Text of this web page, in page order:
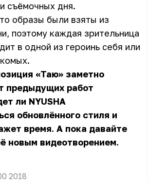
съёмочных дня.
образы были взяты из
поэтому каждая зрительница
в одной из героинь себя или
«Таю» заметно
предыдущих работ
ли NYUSHA
обновлённого стиля и
время. А пока давайте
новым видеотворением.
2018